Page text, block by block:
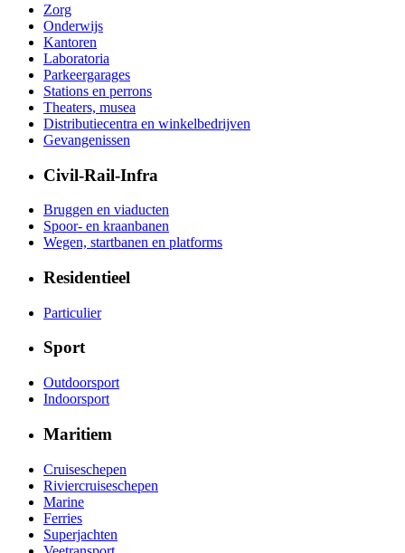
Zorg
Onderwijs
Kantoren
Laboratoria
Parkeergarages
Stations en perrons
Theaters, musea
Distributiecentra en winkelbedrijven
Gevangenissen
Civil-Rail-Infra
Bruggen en viaducten
Spoor- en kraanbanen
Wegen, startbanen en platforms
Residentieel
Particulier
Sport
Outdoorsport
Indoorsport
Maritiem
Cruiseschepen
Riviercruiseschepen
Marine
Ferries
Superjachten